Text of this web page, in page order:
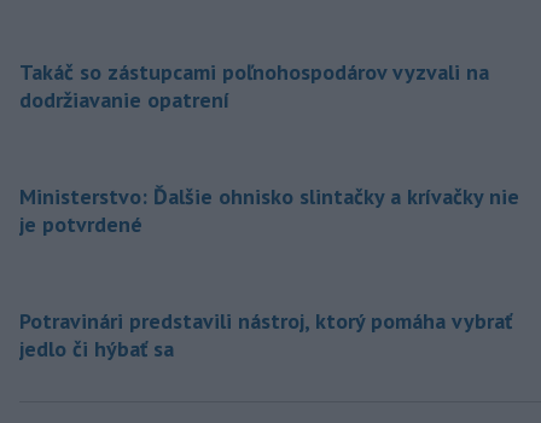
Takáč so zástupcami poľnohospodárov vyzvali na
dodržiavanie opatrení
Ministerstvo: Ďalšie ohnisko slintačky a krívačky nie
je potvrdené
Potravinári predstavili nástroj, ktorý pomáha vybrať
jedlo či hýbať sa